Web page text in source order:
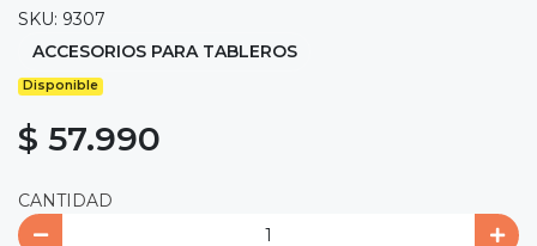
SKU: 9307
ACCESORIOS PARA TABLEROS
Disponible
$ 57.990
CANTIDAD